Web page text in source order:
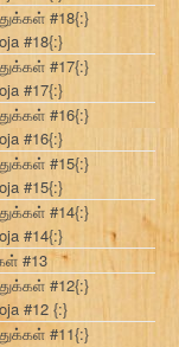
#18{:}
#18{:}
#17{:}
#17{:}
#16{:}
#16{:}
#15{:}
#15{:}
#14{:}
#14{:}
#13
#12{:}
#12 {:}
#11{:}